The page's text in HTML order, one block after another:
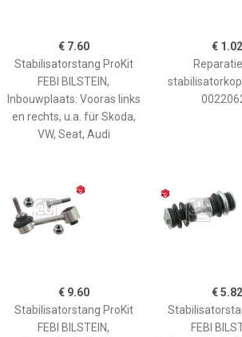
€ 7.60
Stabilisatorstang ProKit
FEBI BILSTEIN,
Inbouwplaats: Vooras links
en rechts, u.a. für Skoda,
VW, Seat, Audi
€ 1.02
€ 9.60
Stabilisatorstang ProKit
FEBI BILSTEIN,
€ 5.82
FEBI